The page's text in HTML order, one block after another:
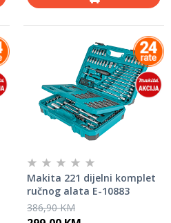
Makita 221 dijelni komplet
ručnog alata E-10883
386,90 KM